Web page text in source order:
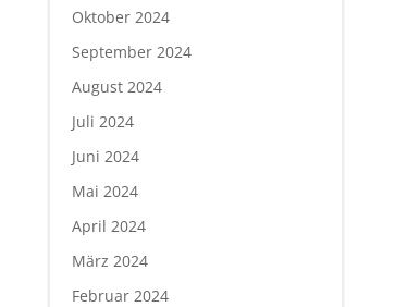
Oktober 2024
September 2024
August 2024
Juli 2024
Juni 2024
Mai 2024
April 2024
März 2024
Februar 2024